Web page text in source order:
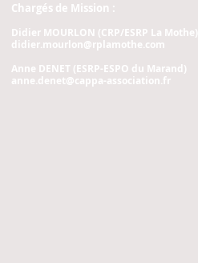
Chargés de Mission :
Didier MOURLON (CRP/ESRP La Mothe)
didier.mourlon@rplamothe.com
Anne DENET (ESRP-ESPO du Marand)
anne.denet@cappa-association.fr